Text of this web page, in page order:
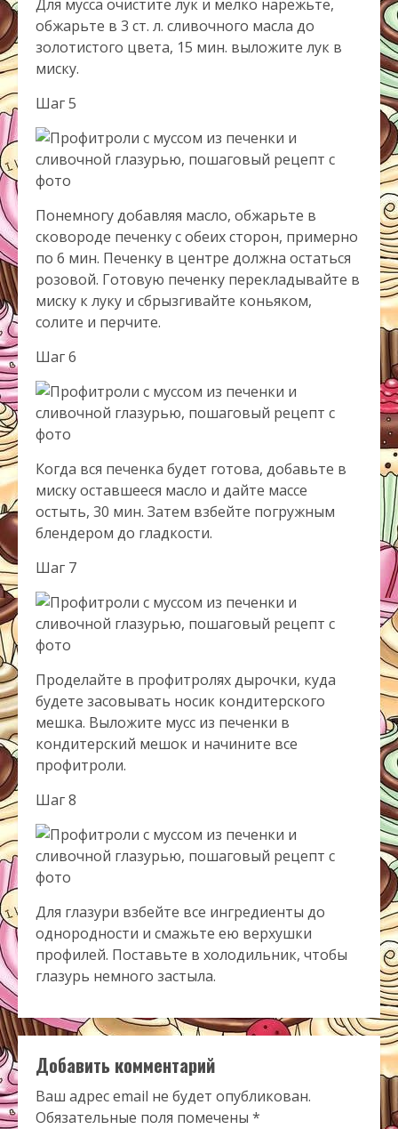
Для мусса очистите лук и мелко нарежьте,
обжарьте в 3 ст. л. сливочного масла до
золотистого цвета, 15 мин. выложите лук в
миску.
Шаг 5
Понемногу добавляя масло, обжарьте в
сковороде печенку с обеих сторон, примерно
по 6 мин. Печенку в центре должна остаться
розовой. Готовую печенку перекладывайте в
миску к луку и сбрызгивайте коньяком,
солите и перчите.
Шаг 6
Когда вся печенка будет готова, добавьте в
миску оставшееся масло и дайте массе
остыть, 30 мин. Затем взбейте погружным
блендером до гладкости.
Шаг 7
Проделайте в профитролях дырочки, куда
будете засовывать носик кондитерского
мешка. Выложите мусс из печенки в
кондитерский мешок и начините все
профитроли.
Шаг 8
Для глазури взбейте все ингредиенты до
однородности и смажьте ею верхушки
профилей. Поставьте в холодильник, чтобы
глазурь немного застыла.
Добавить комментарий
Ваш адрес email не будет опубликован.
Обязательные поля помечены *